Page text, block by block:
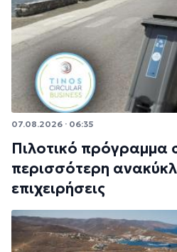
07.08.2026 · 06:35
Πιλοτικό πρόγραμμα
περισσότερη
επιχειρήσεις